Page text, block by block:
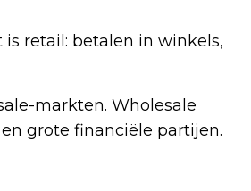
retail: betalen in winkels,
markten. Wholesale
grote financiële partijen.